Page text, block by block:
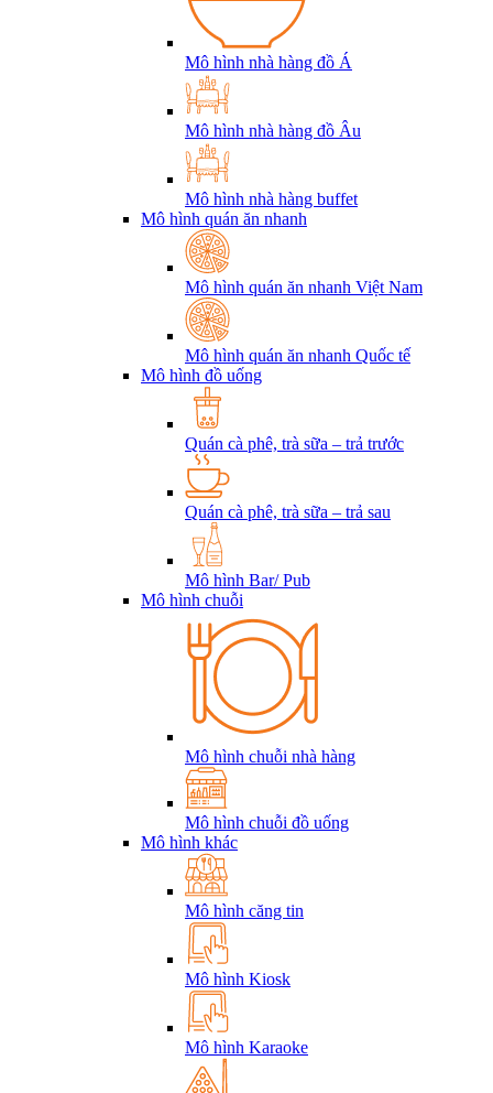
Mô hình nhà hàng đồ Á
Mô hình nhà hàng đồ Âu
Mô hình nhà hàng buffet
Mô hình quán ăn nhanh
Mô hình quán ăn nhanh Việt Nam
Mô hình quán ăn nhanh Quốc tế
Mô hình đồ uống
Quán cà phê, trà sữa – trả trước
Quán cà phê, trà sữa – trả sau
Mô hình Bar/ Pub
Mô hình chuỗi
Mô hình chuỗi nhà hàng
Mô hình chuỗi đồ uống
Mô hình khác
Mô hình căng tin
Mô hình Kiosk
Mô hình Karaoke